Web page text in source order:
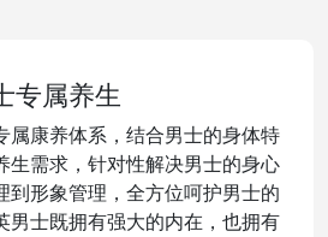
专属养生
属康养体系，结合男士的身体特
生需求，针对性解决男士的身心
到形象管理，全方位呵护男士的
男士既拥有强大的内在，也拥有